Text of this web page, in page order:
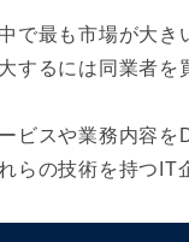
で最も市場が大
するには同業者を
ビスや業務内容
らの技術を持つIT